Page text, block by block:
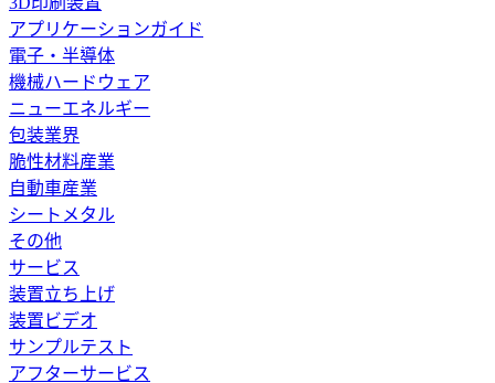
アプリケーションガイド
電子・半導体
機械ハードウェア
ニューエネルギー
包装業界
脆性材料産業
自動車産業
シートメタル
その他
サービス
装置立ち上げ
装置ビデオ
サンプルテスト
アフターサービス